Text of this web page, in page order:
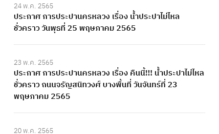
24 พ.ค. 2565
ประกาศ การประปานครหลวง เรื่อง น้ำประปาไม่ไหล
ชั่วคราว วันพุธที่ 25 พฤษภาคม 2565
23 พ.ค. 2565
ประกาศ การประปานครหลวง เรื่อง คืนนี้!!! น้ำประปาไม่ไหล
ชั่วคราว ถนนจรัญสนิทวงศ์ บางพื้นที่ วันจันทร์ที่ 23
พฤษภาคม 2565
20 พ.ค. 2565